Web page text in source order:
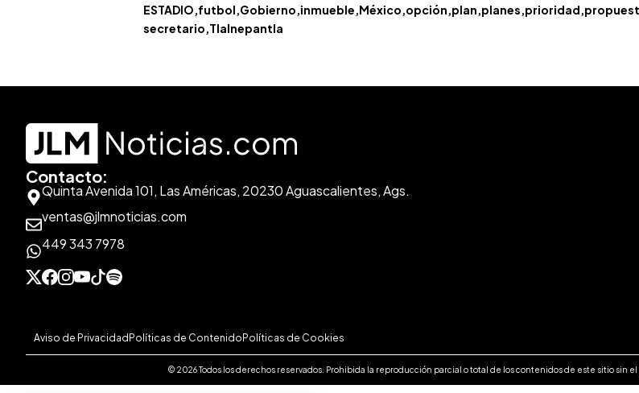
ESTADIO futbol Gobierno inmueble México opción plan planes prioridad
secretario Tlalnepantla
Contacto:
Quinta Avenida 101, Las Américas, 20230 Aguascalientes, Ags.
ventas@jlmnoticias.com
449 343 7978
Aviso de Privacidad Políticas de Contenido Políticas de Cookies
© 2026 Todos los derechos reservados. Prohibida la reproducción parcial o total de los contenidos de este sitio sin